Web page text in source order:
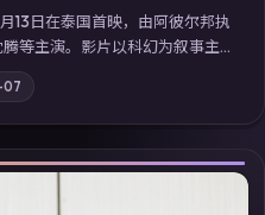
13日在泰国首映，由阿彼尔邦执
等主演。影片以科幻为叙事主
的连锁反应；摄影与配乐强化
费观看高清电视剧在线看」延
在线追剧体验。
07